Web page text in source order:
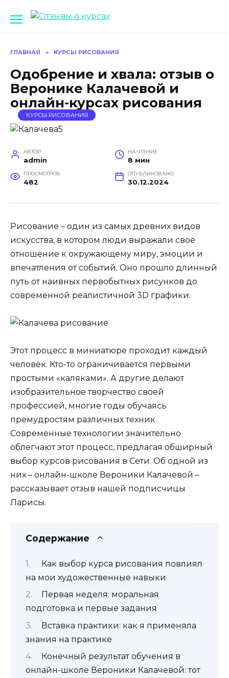
ГЛАВНАЯ » КУРСЫ РИСОВАНИЯ
Одобрение и хвала: отзыв о
Веронике Калачевой и
онлайн-курсах рисования
КУРСЫ РИСОВАНИЯ
АВТОР
admin
НА ЧТЕНИЕ
8 мин
ПРОСМОТРОВ
482
ОПУБЛИКОВАНО
30.12.2024
Рисование – один из самых древних видов
искусства, в котором люди выражали своё
отношение к окружающему миру, эмоции и
впечатления от событий. Оно прошло длинный
путь от наивных первобытных рисунков до
современной реалистичной 3D графики.
Этот процесс в миниатюре проходит каждый
человек. Кто-то ограничивается первыми
простыми «каляками». А другие делают
изобразительное творчество своей
профессией, многие годы обучаясь
премудростям различных техник.
Современные технологии значительно
облегчают этот процесс, предлагая обширный
выбор курсов рисования в Сети. Об одной из
них – онлайн-школе Вероники Калачевой –
рассказывает отзыв нашей подписчицы
Ларисы.
Содержание
Как выбор курса рисования повлиял
на мои художественные навыки
Первая неделя: моральная
подготовка и первые задания
Вставка практики: как я применяла
знания на практике
Конечный результат обучения в
онлайн-школе Вероники Калачевой: тот